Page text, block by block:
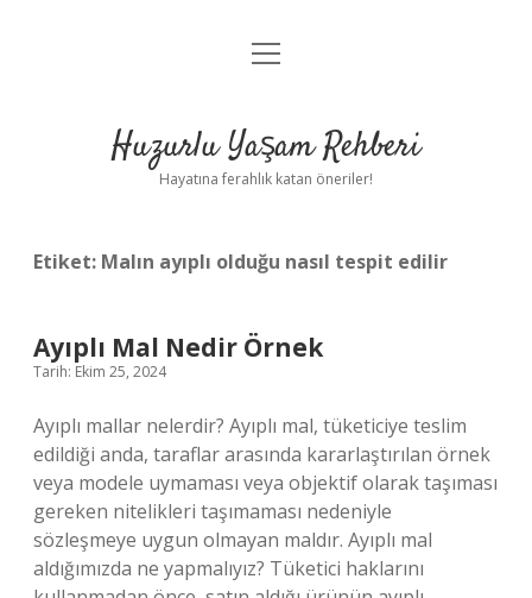
Anasayfa
Yasal Uyarı
menüyü
Huzurlu Yaşam Rehberi
Hayatına ferahlık katan öneriler!
Etiket: Malın ayıplı olduğu nasıl tespit edilir
Ayıplı Mal Nedir Örnek
Tarih: Ekim 25, 2024
Ayıplı mallar nelerdir? Ayıplı mal, tüketiciye teslim
edildiği anda, taraflar arasında kararlaştırılan örnek
veya modele uymaması veya objektif olarak taşıması
gereken nitelikleri taşımaması nedeniyle
sözleşmeye uygun olmayan maldır. Ayıplı mal
aldığımızda ne yapmalıyız? Tüketici haklarını